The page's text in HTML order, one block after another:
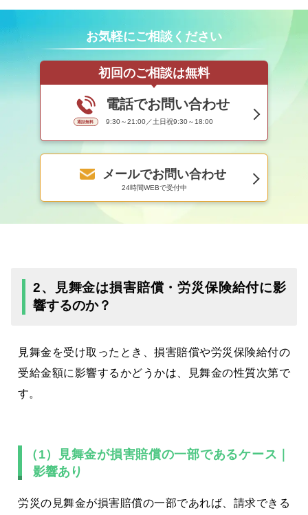
お気軽にご相談ください
初回のご相談は無料
電話でお問い合わせ
9:30～21:00／土日祝9:30～18:00
メールでお問い合わせ
24時間WEBで受付中
2、見舞金は損害賠償・労災保険給付に影
響するのか？
見舞金を受け取ったとき、損害賠償や労災保険給付の
受給金額に影響するかどうかは、見舞金の性質次第で
す。
（1）見舞金が損害賠償の一部であるケース｜
影響あり
労災の見舞金が損害賠償の一部であれば、請求できる